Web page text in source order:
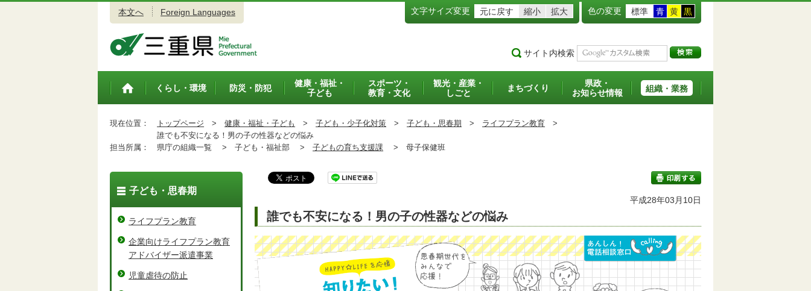
本文へ Foreign Languages 文字サイズ変更 元に戻す 縮小 拡大 色の変更 標準 青 黄 黒
サイト内検索
トップペ
くらし・環境 防災・防犯
健康・福祉・
子ども
スポーツ・
教育・文化
観光・産業・
しごと
まちづくり
県政・
お知らせ情報
組織・業務
現在位置： トップページ > 健康・福祉・子ども > 子ども・少子化対策 > 子ども・思春期 > ライフプラン教育 >
誰でも不安になる！男の子の性器などの悩み
担当所属：
県庁の組織一覧 > 子ども・福祉部 > 子どもの育ち支援課 > 母子保健班
印刷する
平成28年03月10日
誰でも不安になる！男の子の性器などの悩み
子ども・思春期
ライフプラン教育
企業向けライフプラン教育
アドバイザー派遣事業
児童虐待の防止